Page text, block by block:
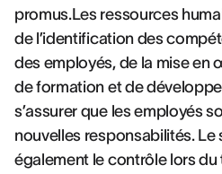
promus.Les ressources
de l’identification des
des employés, de la mise en
de formation et de
s’assurer que les employés
nouvelles responsabilités. Le
également le contrôle lors